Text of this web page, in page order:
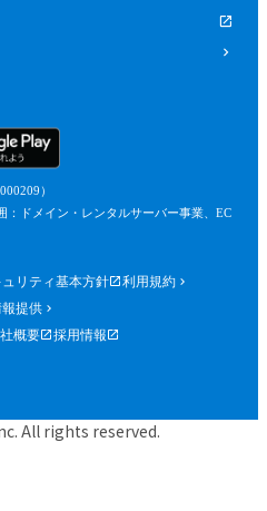
）
：ドメイン・レンタルサーバー事業、EC
リティ基本方針
利用規約
提供
概要 採用情報
All rights reserved.